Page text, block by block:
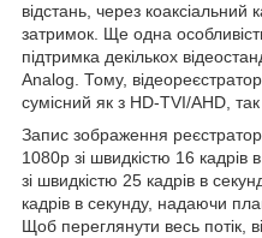
відстань, через
затримок. Ще одна
підтримка декількох
Analog. Тому,
сумісний як з HD-TVI/AHD,
Запис зображення
1080р зі швидкістю 16
зі швидкістю 25 кадрів в
кадрів в секунду, надаючи
Щоб переглянути весь потік,